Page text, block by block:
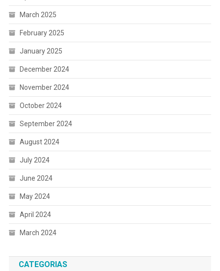
March 2025
February 2025
January 2025
December 2024
November 2024
October 2024
September 2024
August 2024
July 2024
June 2024
May 2024
April 2024
March 2024
CATEGORIAS